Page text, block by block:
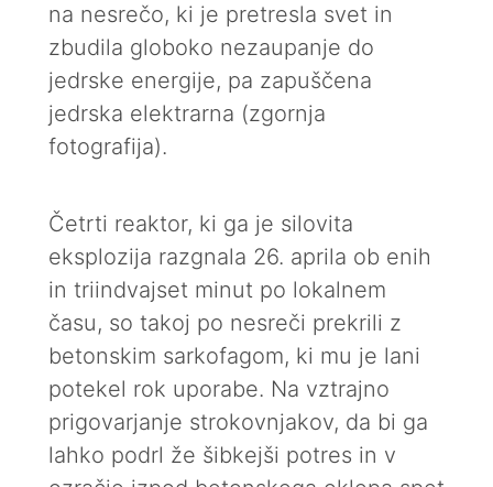
na nesrečo, ki je pretresla svet in
zbudila globoko nezaupanje do
jedrske energije, pa zapuščena
jedrska elektrarna (zgornja
fotografija).
Četrti reaktor, ki ga je silovita
eksplozija razgnala 26. aprila ob enih
in triindvajset minut po lokalnem
času, so takoj po nesreči prekrili z
betonskim sarkofagom, ki mu je lani
potekel rok uporabe. Na vztrajno
prigovarjanje strokovnjakov, da bi ga
lahko podrl že šibkejši potres in v